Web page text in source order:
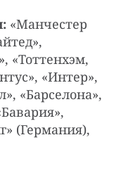
«Манчестер
«Тоттенхэм,
«Интер»,
«Барселона»,
(Германия),